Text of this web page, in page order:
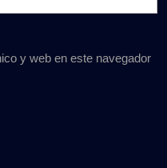
y web en este navegador